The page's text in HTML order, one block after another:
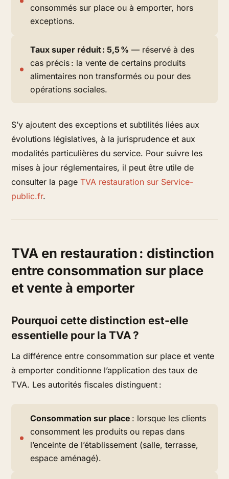
consommés sur place ou à emporter, hors
exceptions.
Taux super réduit : 5,5 % — réservé à des
cas précis : la vente de certains produits
alimentaires non transformés ou pour des
opérations sociales.
S’y ajoutent des exceptions et subtilités liées aux
évolutions législatives, à la jurisprudence et aux
modalités particulières du service. Pour suivre les
mises à jour réglementaires, il peut être utile de
consulter la pageTVA restauration sur Service-
public.fr.
TVA en restauration : distinction
entre consommation sur place
et vente à emporter
Pourquoi cette distinction est-elle
essentielle pour la TVA ?
La différence entre consommation sur place et vente
à emporter conditionne l’application des taux de
TVA. Les autorités fiscales distinguent :
Consommation sur place : lorsque les clients
consomment les produits ou repas dans
l’enceinte de l’établissement (salle, terrasse,
espace aménagé).